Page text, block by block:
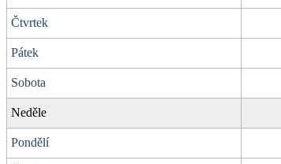
Čtvrtek
Pátek
Sobota
Neděle
Pondělí